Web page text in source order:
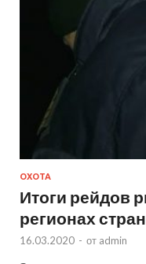
ОХОТА
Итоги рейдов
регионах
16.03.2020 - от admin